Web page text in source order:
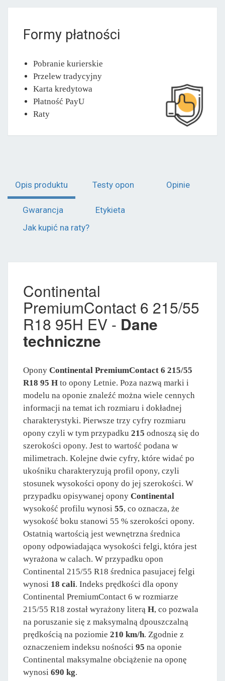
Formy płatności
Pobranie kurierskie
Przelew tradycyjny
Karta kredytowa
Płatność PayU
Raty
Opis produktu Testy opon Opinie
Gwarancja
Etykieta
Jak kupić na raty?
Continental
PremiumContact 6 215/55
R18 95H EV - Dane
techniczne
Opony Continental PremiumContact 6 215/55
R18 95 H to opony Letnie. Poza nazwą marki i
modelu na oponie znaleźć można wiele cennych
informacji na temat ich rozmiaru i dokładnej
charakterystyki. Pierwsze trzy cyfry rozmiaru
opony czyli w tym przypadku 215 odnoszą się do
szerokości opony. Jest to wartość podana w
milimetrach. Kolejne dwie cyfry, które widać po
ukośniku charakteryzują profil opony, czyli
stosunek wysokości opony do jej szerokości. W
przypadku opisywanej opony Continental
wysokość profilu wynosi 55, co oznacza, że
wysokość boku stanowi 55 % szerokości opony.
Ostatnią wartością jest wewnętrzna średnica
opony odpowiadająca wysokości felgi, która jest
wyrażona w calach. W przypadku opon
Continental 215/55 R18 średnica pasujacej felgi
wynosi 18 cali. Indeks prędkości dla opony
Continental PremiumContact 6 w rozmiarze
215/55 R18 został wyrażony literą H, co pozwala
na poruszanie się z maksymalną dpouszczalną
prędkością na poziomie 210 km/h. Zgodnie z
oznaczeniem indeksu nośności 95 na oponie
Continental maksymalne obciążenie na oponę
wynosi 690 kg.